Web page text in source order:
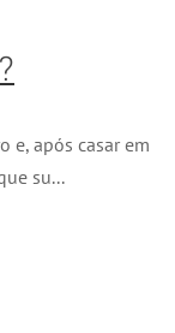
e, após casar em
su...